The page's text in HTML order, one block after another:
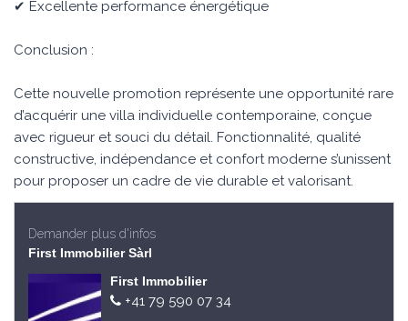
✔ Excellente performance énergétique
Conclusion :
Cette nouvelle promotion représente une opportunité rare
d’acquérir une villa individuelle contemporaine, conçue
avec rigueur et souci du détail. Fonctionnalité, qualité
constructive, indépendance et confort moderne s’unissent
pour proposer un cadre de vie durable et valorisant.
Demander plus d'infos
First Immobilier Sàrl
First Immobilier
+41 79 590 07 34